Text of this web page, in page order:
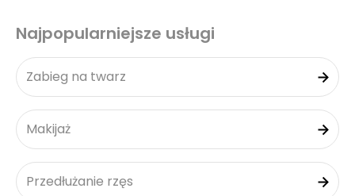
Najpopularniejsze usługi
Zabieg na twarz
Makijaż
Przedłużanie rzęs